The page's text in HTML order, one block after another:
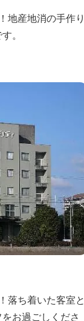
地産地消の手作り
。
落ち着いた客室と
お過ごしくださ